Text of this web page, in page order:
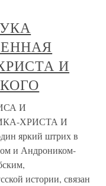
И
И
ХРИСТА И
яркий штрих в
и Андроником-
истории, связан